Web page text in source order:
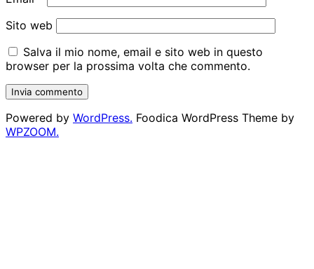
Sito web
Salva il mio nome, email e sito web in questo
browser per la prossima volta che commento.
Powered by WordPress. Foodica WordPress Theme by
WPZOOM.